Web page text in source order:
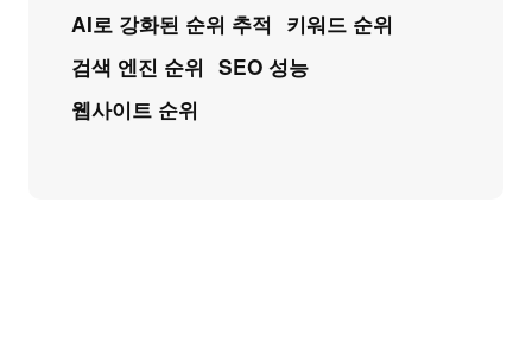
AI로 강화된 순위 추적
키워드 순위
검색 엔진 순위 SEO 성능
웹사이트 순위